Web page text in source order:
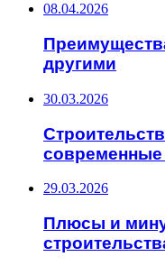
08.04.2026
другими
30.03.2026
современные
29.03.2026
Плюсы и